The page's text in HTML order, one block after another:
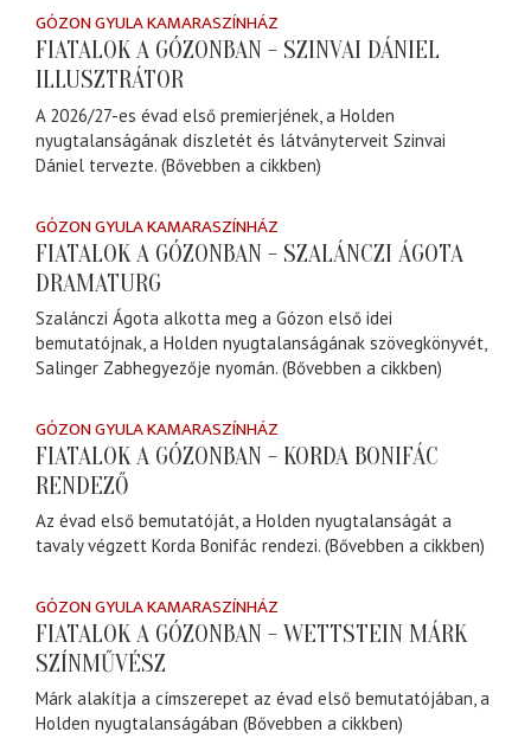
GÓZON GYULA KAMARASZÍNHÁZ
FIATALOK A GÓZONBAN - SZINVAI DÁNIEL
ILLUSZTRÁTOR
A 2026/27-es évad első premierjének, a Holden
nyugtalanságának díszletét és látványterveit Szinvai
Dániel tervezte. (Bővebben a cikkben)
GÓZON GYULA KAMARASZÍNHÁZ
FIATALOK A GÓZONBAN - SZALÁNCZI ÁGOTA
DRAMATURG
Szalánczi Ágota alkotta meg a Gózon első idei
bemutatójnak, a Holden nyugtalanságának szövegkönyvét,
Salinger Zabhegyezője nyomán. (Bővebben a cikkben)
GÓZON GYULA KAMARASZÍNHÁZ
FIATALOK A GÓZONBAN - KORDA BONIFÁC
RENDEZŐ
Az évad első bemutatóját, a Holden nyugtalanságát a
tavaly végzett Korda Bonifác rendezi. (Bővebben a cikkben)
GÓZON GYULA KAMARASZÍNHÁZ
FIATALOK A GÓZONBAN - WETTSTEIN MÁRK
SZÍNMŰVÉSZ
Márk alakítja a címszerepet az évad első bemutatójában, a
Holden nyugtalanságában (Bővebben a cikkben)